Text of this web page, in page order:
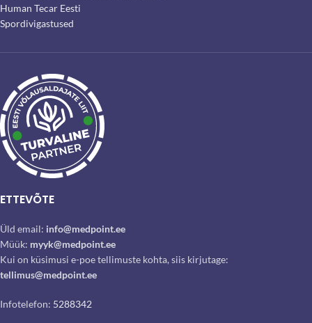
Human Tecar Eesti
Spordivigastused
ETTEVÕTE
Üld email: info@medpoint.ee
Müük: myyk@medpoint.ee
Kui on küsimusi e-poe tellimuste kohta, siis kirjutage:
tellimus@medpoint.ee
Infotelefon: 5288342